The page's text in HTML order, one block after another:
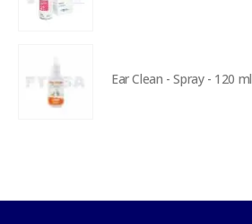
Ear Clean - Spray - 120 ml